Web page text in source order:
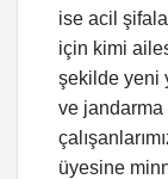
ise acil
için kimi
şekilde yeni
ve jandarma
üyesine